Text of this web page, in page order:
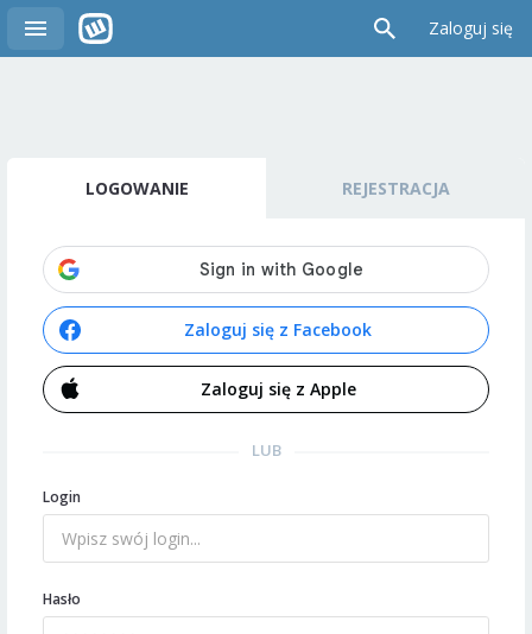
Zaloguj się
LOGOWANIE REJESTRACJA
Zaloguj się z Facebook
Zaloguj się z Apple
LUB
Login
Hasło